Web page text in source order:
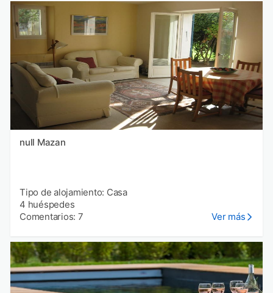
null Mazan
Tipo de alojamiento: Casa
4 huéspedes
Comentarios: 7
Ver más